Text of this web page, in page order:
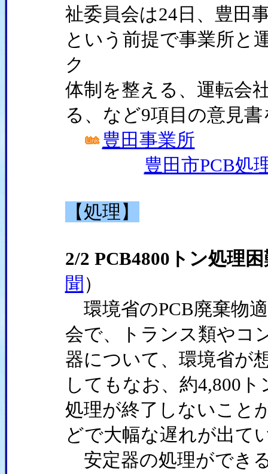
祉委員会は24日、豊田
という前提で事業所と
ク
体制を整える、運転会
る、など9項目の意見
豊田事業所
豊田市PCB処
【処理】
2/2 PCB4800トン処理
聞 ）
環境省のPCB廃棄物
会で、トランス類やコ
器について、環境省が
してもなお、約4,800
処理が終了しないこと
どで大幅な遅れが出て
安定器の処理ができ